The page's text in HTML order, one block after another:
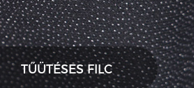
TŰÜTÉSES FILC